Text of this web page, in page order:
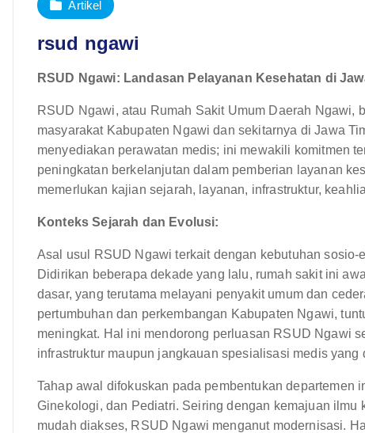
Artikel
rsud ngawi
RSUD Ngawi: Landasan Pelayanan Kesehatan di
RSUD Ngawi, atau Rumah Sakit Umum Daerah
masyarakat Kabupaten Ngawi dan sekitarnya di Jawa
menyediakan perawatan medis; ini mewakili komitmen
peningkatan berkelanjutan dalam pemberian layanan
memerlukan kajian sejarah, layanan, infrastruktur,
Konteks Sejarah dan Evolusi:
Asal usul RSUD Ngawi terkait dengan kebutuhan
Didirikan beberapa dekade yang lalu, rumah sakit ini
dasar, yang terutama melayani penyakit umum dan
pertumbuhan dan perkembangan Kabupaten Ngawi,
meningkat. Hal ini mendorong perluasan RSUD Ngawi
infrastruktur maupun jangkauan spesialisasi medis yang
Tahap awal difokuskan pada pembentukan departemen
Ginekologi, dan Pediatri. Seiring dengan kemajuan
mudah diakses, RSUD Ngawi menganut modernisasi.